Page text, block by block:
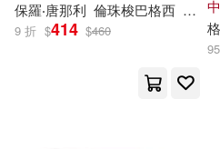
生活‧讀書‧新知三聯書店
保羅‧唐那利 倫珠梭巴格西 翁仕
9 折 $414 $460